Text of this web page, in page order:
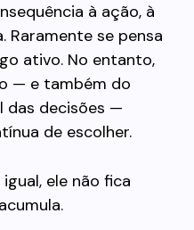
à ação, à
Raramente se pensa
ativo. No entanto,
— e também do
das decisões —
de escolher.
ele não fica